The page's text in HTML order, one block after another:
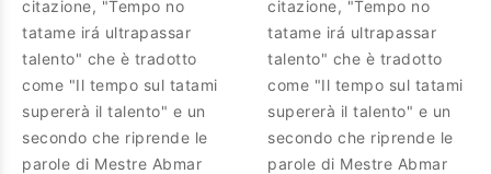
citazione, "Tempo no
tatame irá ultrapassar
talento" che è tradotto
come "Il tempo sul tatami
supererà il talento" e un
secondo che riprende le
parole di Mestre Abmar
citazione, "Tempo no
tatame irá ultrapassar
talento" che è tradotto
come "Il tempo sul tatami
supererà il talento" e un
secondo che riprende le
parole di Mestre Abmar